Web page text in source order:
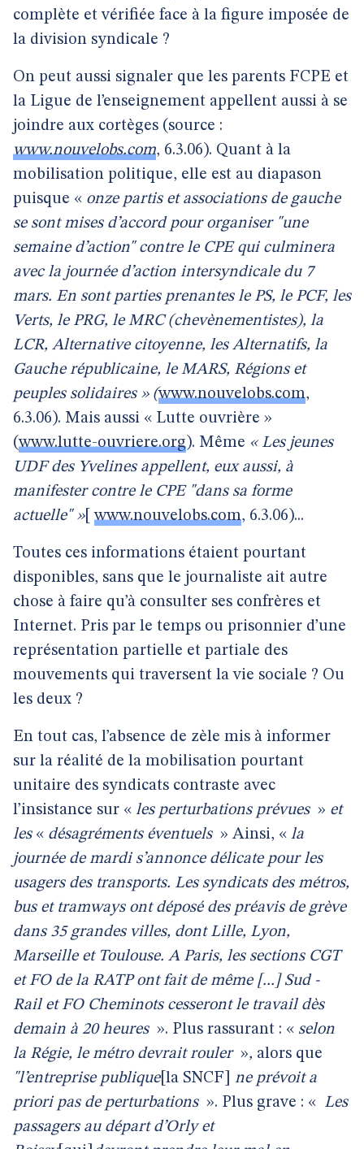
complète et vérifiée face à la figure imposée de
la division syndicale ?
On peut aussi signaler que les parents FCPE et
la Ligue de l’enseignement appellent aussi à se
joindre aux cortèges (source :
www.nouvelobs.com, 6.3.06). Quant à la
mobilisation politique, elle est au diapason
puisque « onze partis et associations de gauche
se sont mises d’accord pour organiser "une
semaine d’action" contre le CPE qui culminera
avec la journée d’action intersyndicale du 7
mars. En sont parties prenantes le PS, le PCF, les
Verts, le PRG, le MRC (chevènementistes), la
LCR, Alternative citoyenne, les Alternatifs, la
Gauche républicaine, le MARS, Régions et
peuples solidaires » (www.nouvelobs.com,
6.3.06). Mais aussi « Lutte ouvrière »
(www.lutte-ouvriere.org). Même « Les jeunes
UDF des Yvelines appellent, eux aussi, à
manifester contre le CPE "dans sa forme
actuelle" »[ www.nouvelobs.com, 6.3.06)...
Toutes ces informations étaient pourtant
disponibles, sans que le journaliste ait autre
chose à faire qu’à consulter ses confrères et
Internet. Pris par le temps ou prisonnier d’une
représentation partielle et partiale des
mouvements qui traversent la vie sociale ? Ou
les deux ?
En tout cas, l’absence de zèle mis à informer
sur la réalité de la mobilisation pourtant
unitaire des syndicats contraste avec
l’insistance sur « les perturbations prévues » et
les « désagréments éventuels » Ainsi, « la
journée de mardi s’annonce délicate pour les
usagers des transports. Les syndicats des métros,
bus et tramways ont déposé des préavis de grève
dans 35 grandes villes, dont Lille, Lyon,
Marseille et Toulouse. A Paris, les sections CGT
et FO de la RATP ont fait de même [...] Sud -
Rail et FO Cheminots cesseront le travail dès
demain à 20 heures ». Plus rassurant : « selon
la Régie, le métro devrait rouler », alors que
"l’entreprise publique[la SNCF] ne prévoit a
priori pas de perturbations ». Plus grave : « Les
passagers au départ d’Orly et